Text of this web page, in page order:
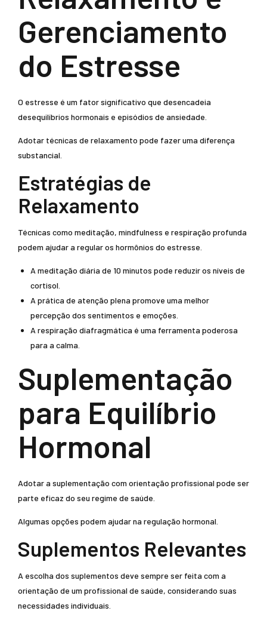
Gerenciamento
do Estresse
O estresse é um fator significativo que desencadeia
desequilíbrios hormonais e episódios de ansiedade.
Adotar técnicas de relaxamento pode fazer uma diferença
substancial.
Estratégias de
Relaxamento
Técnicas como meditação, mindfulness e respiração profunda
podem ajudar a regular os hormônios do estresse.
A meditação diária de 10 minutos pode reduzir os níveis de
cortisol.
A prática de atenção plena promove uma melhor
percepção dos sentimentos e emoções.
A respiração diafragmática é uma ferramenta poderosa
para a calma.
Suplementação
para Equilíbrio
Hormonal
Adotar a suplementação com orientação profissional pode ser
parte eficaz do seu regime de saúde.
Algumas opções podem ajudar na regulação hormonal.
Suplementos Relevantes
A escolha dos suplementos deve sempre ser feita com a
orientação de um profissional de saúde, considerando suas
necessidades individuais.